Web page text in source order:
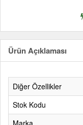
Ürün Açıklaması
Diğer Özellikler
Stok Kodu
Marka